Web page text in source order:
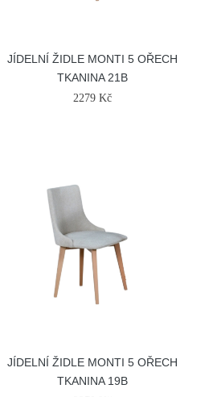
JÍDELNÍ ŽIDLE MONTI 5 OŘECH
TKANINA 21B
2279 Kč
JÍDELNÍ ŽIDLE MONTI 5 OŘECH
TKANINA 19B